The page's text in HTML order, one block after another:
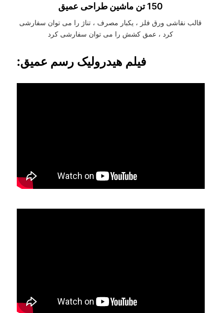
150 تن ماشین طراحی عمیق
قالب نقاشی ورق فلز ، یکبار مصرف ، تناژ را می توان سفارشی
کرد ، عمق کشش را می توان سفارشی کرد
فیلم هیدرولیک رسم عمیق: